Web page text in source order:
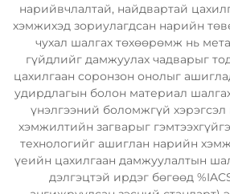
нарийвчлалтай, найдвартай
хэмжихэд зориулагдсан нарийн
чухал шалгах төхөөрөмж нь
гүйдлийг дамжуулах чадварыг
цахилгаан соронзон онолыг
удирдлагын болон материал
үнэлгээний боломжгүй
хэмжилтийн загварыг
технологийг ашиглан нарийн
үеийн цахилгаан дамжуулалтын
дэлгэцтэй ирдэг бөгөөд